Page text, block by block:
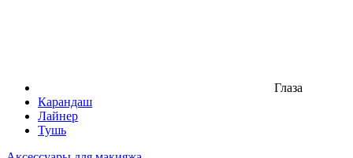
Глаза
Карандаш
Лайнер
Тушь